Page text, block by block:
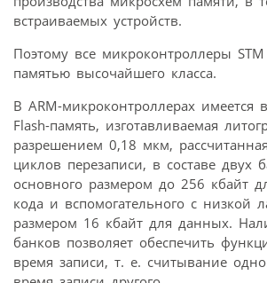
встраиваемых устройств.
Поэтому все микроконтроллеры
памятью высочайшего класса.
В ARM-микроконтроллерах имеется
Flash-память, изготавливаемая
разрешением 0,18 мкм,
циклов перезаписи, в составе двух
основного размером до 256 кбайт
кода и вспомогательного с низкой
размером 16 кбайт для данных.
банков позволяет обеспечить
время записи, т. е. считывание